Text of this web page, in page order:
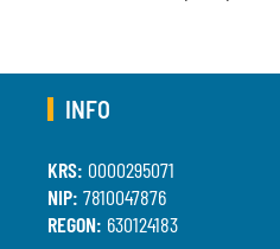
INFO
KRS: 0000295071
NIP: 7810047876
REGON: 630124183